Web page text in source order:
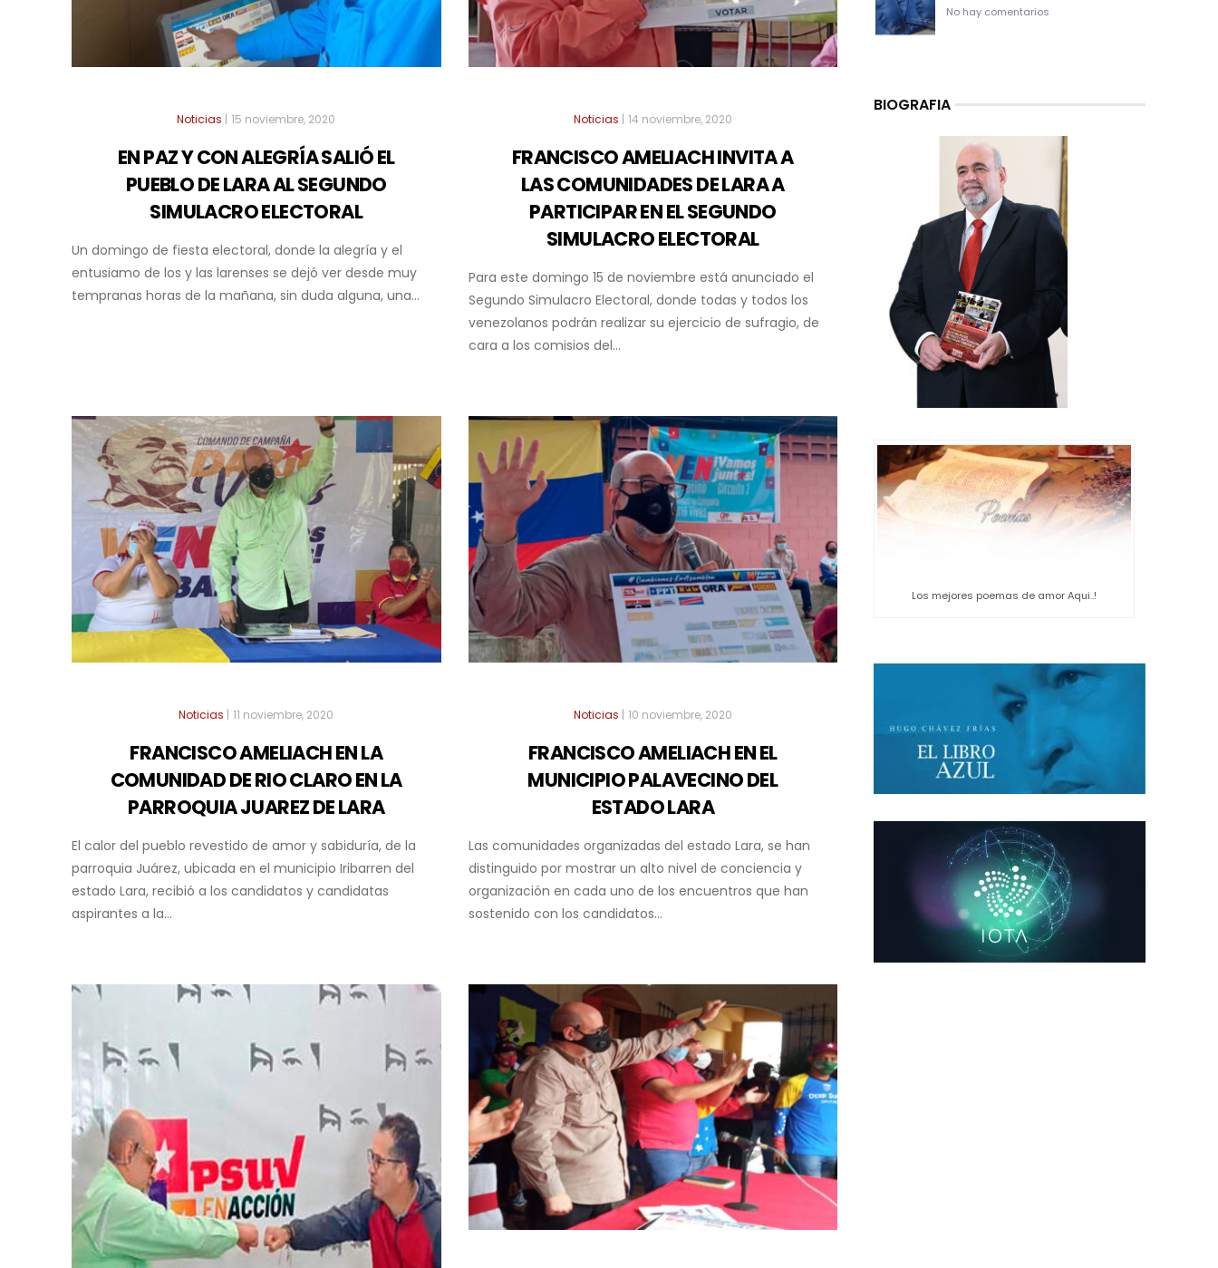
Noticias | 15 noviembre, 2020
EN PAZ Y CON ALEGRÍA SALIÓ EL
PUEBLO DE LARA AL SEGUNDO
SIMULACRO ELECTORAL
Un domingo de fiesta electoral, donde la alegría y el
entusiamo de los y las larenses se dejó ver desde muy
tempranas horas de la mañana, sin duda alguna, una...
Noticias | 14 noviembre, 2020
FRANCISCO AMELIACH INVITA A
LAS COMUNIDADES DE LARA A
PARTICIPAR EN EL SEGUNDO
SIMULACRO ELECTORAL
Para este domingo 15 de noviembre está anunciado el
Segundo Simulacro Electoral, donde todas y todos los
venezolanos podrán realizar su ejercicio de sufragio, de
cara a los comisios del...
Noticias | 11 noviembre, 2020
FRANCISCO AMELIACH EN LA
COMUNIDAD DE RIO CLARO EN LA
PARROQUIA JUAREZ DE LARA
El calor del pueblo revestido de amor y sabiduría, de la
parroquia Juárez, ubicada en el municipio Iribarren del
estado Lara, recibió a los candidatos y candidatas
aspirantes a la...
Noticias | 10 noviembre, 2020
FRANCISCO AMELIACH EN EL
MUNICIPIO PALAVECINO DEL
ESTADO LARA
Las comunidades organizadas del estado Lara, se han
distinguido por mostrar un alto nivel de conciencia y
organización en cada uno de los encuentros que han
sostenido con los candidatos...
No hay comentarios
BIOGRAFIA
Los mejores poemas de amor Aqui..!